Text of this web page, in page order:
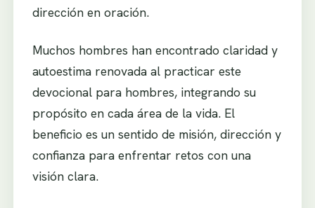
dirección en oración.
Muchos hombres han encontrado claridad y
autoestima renovada al practicar este
devocional para hombres, integrando su
propósito en cada área de la vida. El
beneficio es un sentido de misión, dirección y
confianza para enfrentar retos con una
visión clara.